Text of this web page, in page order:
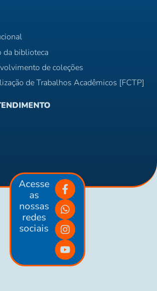
da biblioteca
de coleções
de Trabalhos Acadêmicos [FCTP]
Acesse
as
nossas
redes
sociais